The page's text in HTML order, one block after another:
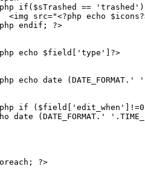
if($sTrashed ==
<img src="<?php echo
endif; ?>
echo $field['type']?>
<td>
echo date (DATE_FORMAT.'
if
date (DATE_FORMAT.'
?>